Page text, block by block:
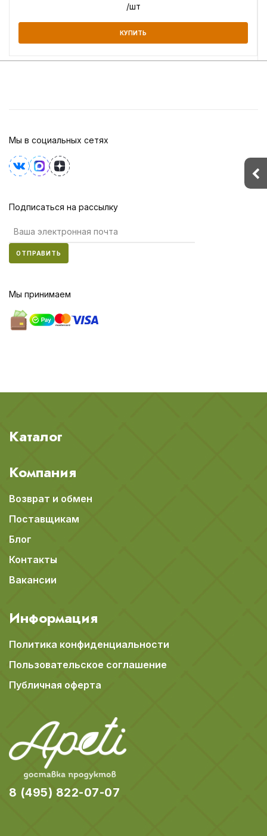
/шт
КУПИТЬ
Мы в социальных сетях
Подписаться на рассылку
ОТПРАВИТЬ
Мы принимаем
Каталог
Компания
Возврат и обмен
Поставщикам
Блог
Контакты
Вакансии
Информация
Политика конфиденциальности
Пользовательское соглашение
Публичная оферта
8 (495) 822-07-07